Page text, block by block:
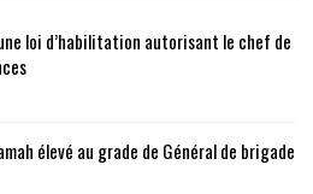
loi d’habilitation autorisant le chef de
élevé au grade de Général de brigade